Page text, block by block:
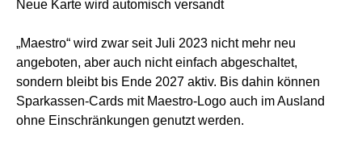
Neue Karte wird automisch versandt
„Maestro“ wird zwar seit Juli 2023 nicht mehr neu
angeboten, aber auch nicht einfach abgeschaltet,
sondern bleibt bis Ende 2027 aktiv. Bis dahin können
Sparkassen-Cards mit Maestro-Logo auch im Ausland
ohne Einschränkungen genutzt werden.